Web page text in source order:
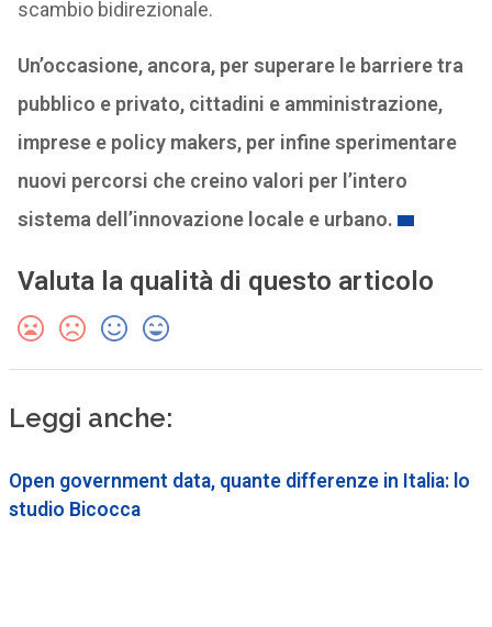
scambio bidirezionale.
Un’occasione, ancora, per superare le barriere tra
pubblico e privato, cittadini e amministrazione,
imprese e policy makers, per infine sperimentare
nuovi percorsi che creino valori per l’intero
sistema dell’innovazione locale e urbano.
Valuta la qualità di questo articolo
Leggi anche:
Open government data, quante differenze in Italia: lo
studio Bicocca